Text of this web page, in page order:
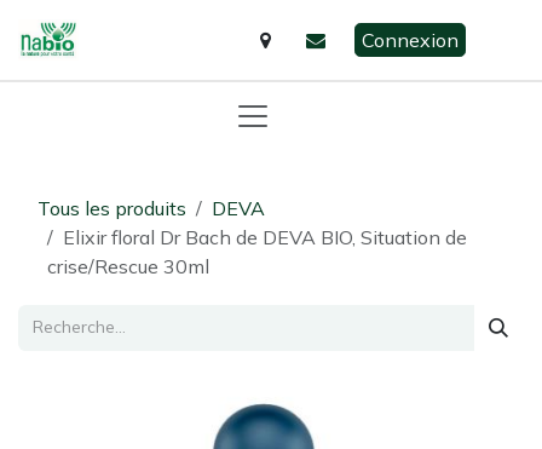
Connexion
Tous les produits
DEVA
Elixir floral Dr Bach de DEVA BIO, Situation de
crise/Rescue 30ml